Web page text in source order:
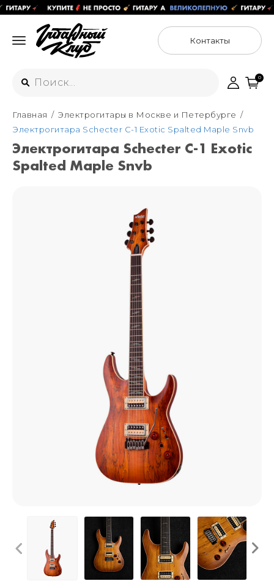
Контакты
Интернет-магазин
+7 (925) 125-54-44
Москва
+7 (925) 176-55-65
ул. Гороховая 49Б, "SENO"
+7 (925) 879-85-35
Санкт-Петербург
+7 (999) 213-51-93
0
Главная
Электрогитары в Москве и Петербурге
Электрогитара Schecter C-1 Exotic Spalted Maple Snvb
Электрогитара Schecter C-1 Exotic
Spalted Maple Snvb